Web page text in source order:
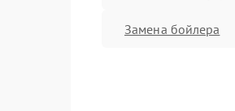
Замена бойлера